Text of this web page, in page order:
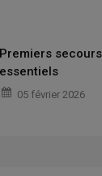
Premiers
essentiels
05 février 2026